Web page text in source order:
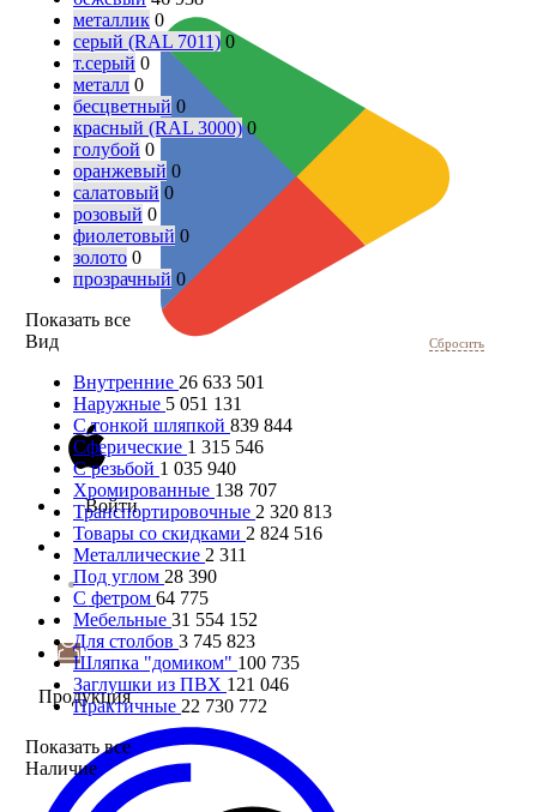
Войти
Продукция
металлик 0
серый (RAL 7011) 0
т.серый 0
металл 0
бесцветный 0
красный (RAL 3000) 0
голубой 0
оранжевый 0
салатовый 0
розовый 0
фиолетовый 0
золото 0
прозрачный 0
Показать все
Вид
Сбросить
Внутренние 26 633 501
Наружные 5 051 131
С тонкой шляпкой 839 844
Сферические 1 315 546
С резьбой 1 035 940
Хромированные 138 707
Транспортировочные 2 320 813
Товары со скидками 2 824 516
Металлические 2 311
Под углом 28 390
С фетром 64 775
Мебельные 31 554 152
Для столбов 3 745 823
Шляпка "домиком" 100 735
Заглушки из ПВХ 121 046
Практичные 22 730 772
Показать все
Наличие